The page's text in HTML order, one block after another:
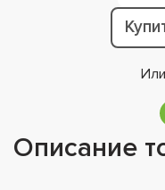
Описание